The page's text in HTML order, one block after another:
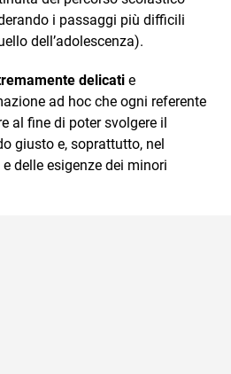
i passaggi più difficili
dell’adolescenza).
delicati e
ad hoc che ogni referente
al fine di poter svolgere il
giusto e, soprattutto, nel
delle esigenze dei minori